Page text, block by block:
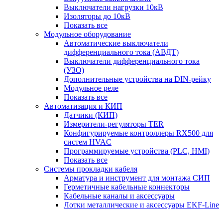
Выключатели нагрузки 10кВ
Изоляторы до 10кВ
Показать все
Модульное оборудование
Автоматические выключатели
дифференциального тока (АВДТ)
Выключатели дифференциального тока
(УЗО)
Дополнительные устройства на DIN-рейку
Модульное реле
Показать все
Автоматизация и КИП
Датчики (КИП)
Измерители-регуляторы TER
Конфигурируемые контроллеры RX500 для
систем HVAC
Программируемые устройства (PLC, HMI)
Показать все
Системы прокладки кабеля
Арматура и инструмент для монтажа СИП
Герметичные кабельные коннекторы
Кабельные каналы и аксессуары
Лотки металлические и аксессуары EKF-Line